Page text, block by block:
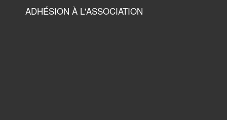
ADHÉSION À L'ASSOCIATION